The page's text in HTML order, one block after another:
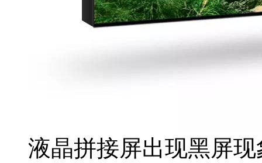
液晶拼接屏出现黑屏